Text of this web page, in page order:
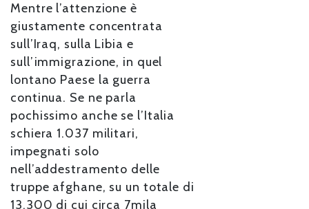
Mentre l’attenzione è
giustamente concentrata
sull’Iraq, sulla Libia e
sull’immigrazione, in quel
lontano Paese la guerra
continua. Se ne parla
pochissimo anche se l’Italia
schiera 1.037 militari,
impegnati solo
nell’addestramento delle
truppe afghane, su un totale di
13.300 di cui circa 7mila